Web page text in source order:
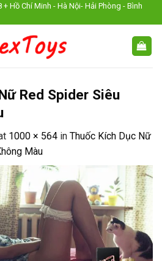
Hồ Chí Minh - Hà Nội- Hải Phòng - Bình
Red Spider Siêu
1000 × 564 in Thuốc Kích Dục Nữ
Màu